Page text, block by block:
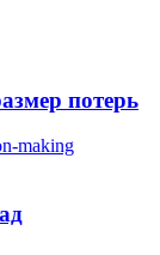
потерь
making